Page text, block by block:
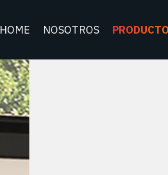
HOME NOSOTROS